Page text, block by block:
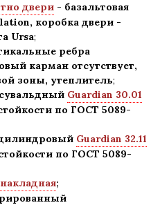
двери - базальтовая
коробка двери -
Ursa;
ребра
карман отсутствует,
зоны, утеплитель;
Guardian 30.01
по ГОСТ 5089-
Guardian 32.11
по ГОСТ 5089-
накладная;